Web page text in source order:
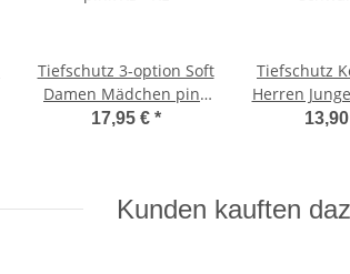
Tiefschutz 3-option Soft
Damen Mädchen pink
XS - XL
17,95 € *
Tiefschutz
Herren
M
Kunden kauften